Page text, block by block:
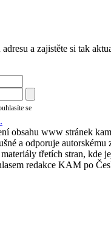
a zajistěte si tak
se
obsahu www stránek
a odporuje autorskému
třetích stran, kde
redakce KAM po